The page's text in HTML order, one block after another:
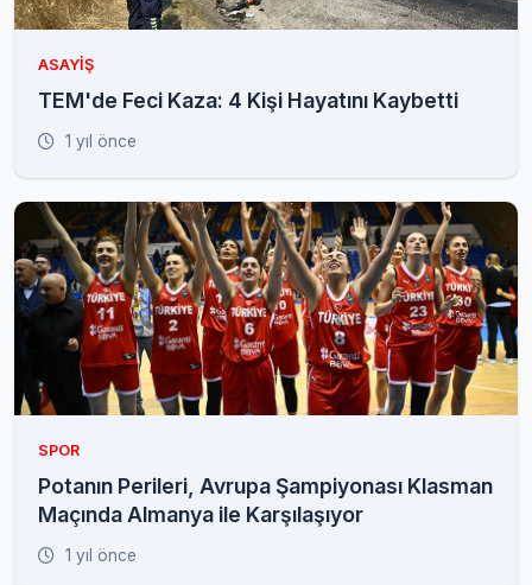
ASAYIŞ
TEM'de Feci Kaza: 4 Kişi Hayatını Kaybetti
1 yıl önce
SPOR
Potanın Perileri, Avrupa Şampiyonası Klasman
Maçında Almanya ile Karşılaşıyor
1 yıl önce